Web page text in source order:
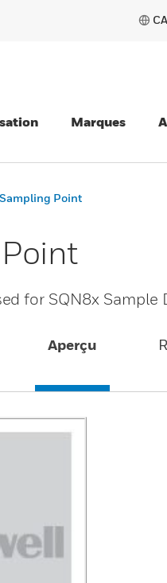
Marques
Point
for SQN8x Sample
Aperçu